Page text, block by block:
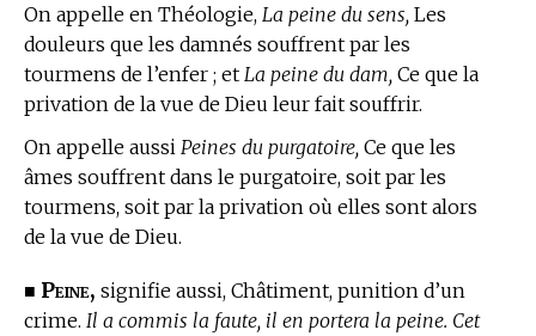
On appelle en Théologie, La peine du sens, Les
douleurs que les damnés souffrent par les
tourmens de l’enfer ; et La peine du dam, Ce que la
privation de la vue de Dieu leur fait souffrir.
On appelle aussi Peines du purgatoire, Ce que les
âmes souffrent dans le purgatoire, soit par les
tourmens, soit par la privation où elles sont alors
de la vue de Dieu.
■ Peine, signifie aussi, Châtiment, punition d’un
crime. Il a commis la faute, il en portera la peine. Cet